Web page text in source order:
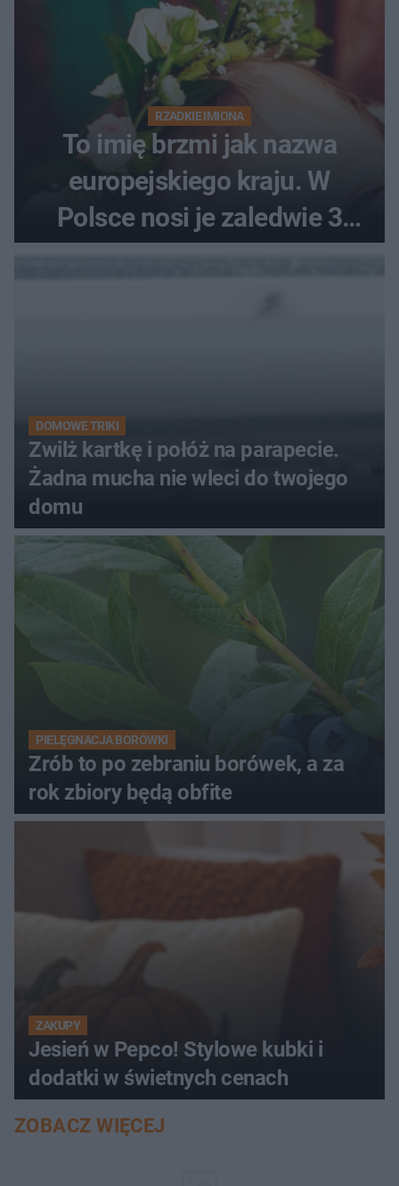
RZADKIE IMIONA
To imię brzmi jak nazwa
europejskiego kraju. W
Polsce nosi je zaledwie 3
kobiety
DOMOWE TRIKI
Zwilż kartkę i połóż na parapecie.
Żadna mucha nie wleci do twojego
domu
PIELĘGNACJA BORÓWKI
Zrób to po zebraniu borówek, a za
rok zbiory będą obfite
ZAKUPY
Jesień w Pepco! Stylowe kubki i
dodatki w świetnych cenach
ZOBACZ WIĘCEJ